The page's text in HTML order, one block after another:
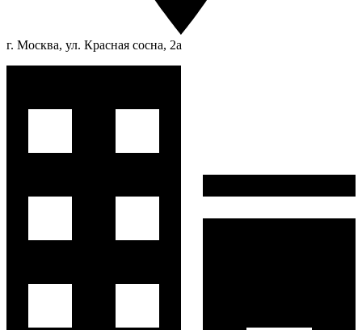
г. Москва, ул. Красная сосна, 2а